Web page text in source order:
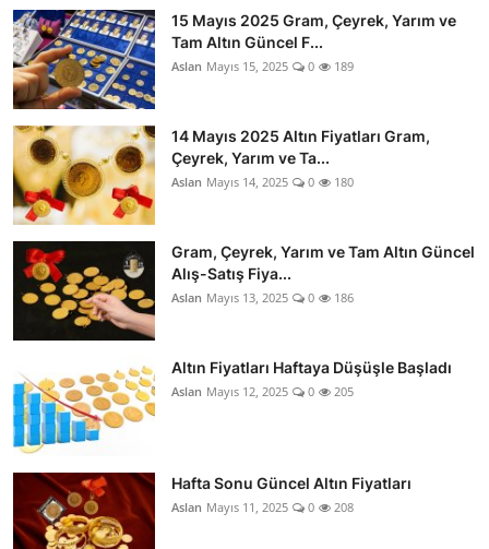
15 Mayıs 2025 Gram, Çeyrek, Yarım ve
Tam Altın Güncel F...
Aslan Mayıs 15, 2025 0 189
14 Mayıs 2025 Altın Fiyatları Gram,
Çeyrek, Yarım ve Ta...
Aslan Mayıs 14, 2025 0 180
Gram, Çeyrek, Yarım ve Tam Altın Güncel
Alış-Satış Fiya...
Aslan Mayıs 13, 2025 0 186
Altın Fiyatları Haftaya Düşüşle Başladı
Aslan Mayıs 12, 2025 0 205
Hafta Sonu Güncel Altın Fiyatları
Aslan Mayıs 11, 2025 0 208